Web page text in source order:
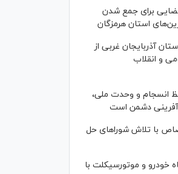
برای جمع شدن
استان هرمزگان
آذربایجان غربی از
و انقلاب
انسجام و وحدت ملی،
دشمن است
قصاص با تلاش شورا‌های حل
۱۷۹ دستگاه خودرو و موتورسیکلت با